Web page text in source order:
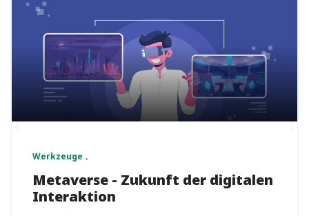
Werkzeuge
Metaverse - Zukunft der digitalen
Interaktion